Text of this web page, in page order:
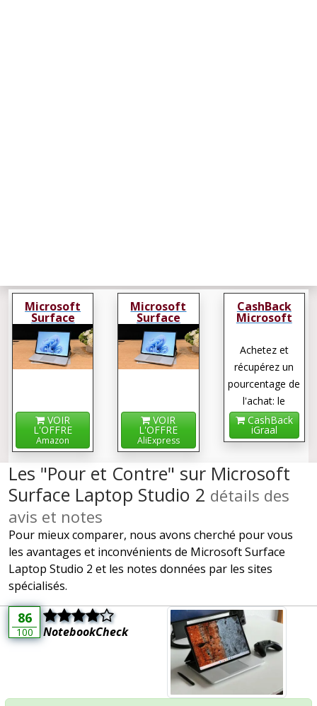
Microsoft
Surface
Laptop Studio
2
VOIR
L'OFFRE
Amazon
Microsoft
Surface
Laptop Studio
2
VOIR
L'OFFRE
AliExpress
CashBack
Microsoft
2
Achetez et
récupérez un
pourcentage de
l'achat: le
cashback !
CashBack
iGraal
Les "Pour et Contre" sur Microsoft
Surface Laptop Studio 2 détails des
avis et notes
Pour mieux comparer, nous avons cherché pour vous
les avantages et inconvénients de Microsoft Surface
Laptop Studio 2 et les notes données par les sites
spécialisés.
86
100 NotebookCheck